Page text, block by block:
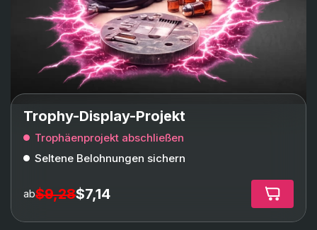
Trophy-Display-Projekt
Trophäenprojekt abschließen
Seltene Belohnungen sichern
ab$9,28$7,14